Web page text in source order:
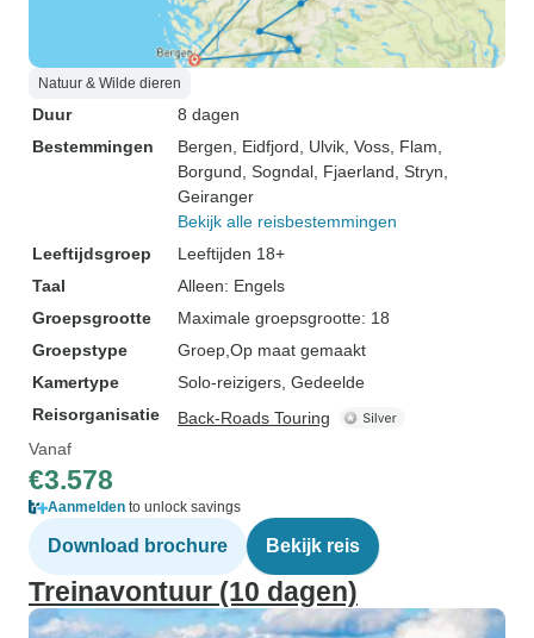
Natuur & Wilde dieren
Duur
8 dagen
Bestemmingen
Bergen , Eidfjord , Ulvik , Voss , Flam
Borgund , Sogndal , Fjaerland , Stryn
Geiranger
Bekijk alle reisbestemmingen
Leeftijdsgroep
Leeftijden 18+
Taal
Alleen: Engels
Groepsgrootte
Maximale groepsgrootte: 18
Groepstype
Groep Op maat gemaakt
Kamertype
Solo-reizigers, Gedeelde
Reisorganisatie
Back-Roads Touring
Vanaf
€3.578
Aanmelden to unlock savings
Download brochure Bekijk reis
Treinavontuur (10 dagen)